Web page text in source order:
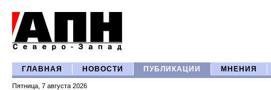
ГЛАВНАЯ НОВОСТИ ПУБЛИКАЦИИ МНЕНИЯ
Пятница, 7 августа 2026